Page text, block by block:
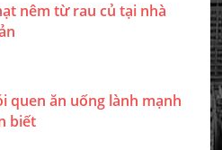
nêm từ rau củ tại nhà
quen ăn uống lành mạnh
biết